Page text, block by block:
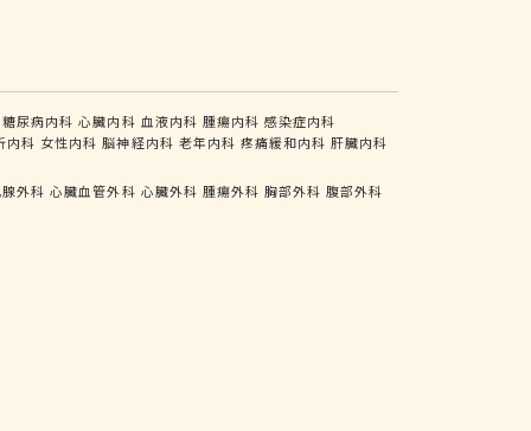
糖尿病内科 心臓内科 血液内科 腫瘍内科 感染症内科
内科 女性内科 脳神経内科 老年内科 疼痛緩和内科 肝臓内科
外科 心臓血管外科 心臓外科 腫瘍外科 胸部外科 腹部外科